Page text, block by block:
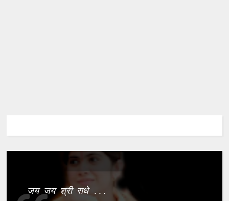
जय जय श्री राधे ...